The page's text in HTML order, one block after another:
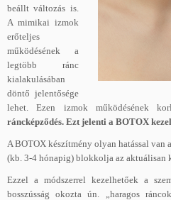
beállt változás is.
A mimikai izmok
erőteljes
működésének a
legtöbb ránc
kialakulásában
döntő jelentősége
lehet. Ezen izmok működésének
ráncképződés. Ezt jelenti a BOTOX
A BOTOX készítmény olyan hatással van
(kb. 3-4 hónapig) blokkolja az aktuálisan
Ezzel a módszerrel kezelhetőek a
bosszússág okozta ún. „haragos